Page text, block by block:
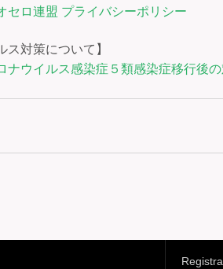
セロ連盟 プライバシーポリシー
ス対策について】
ナウイルス感染症５類感染症移行後